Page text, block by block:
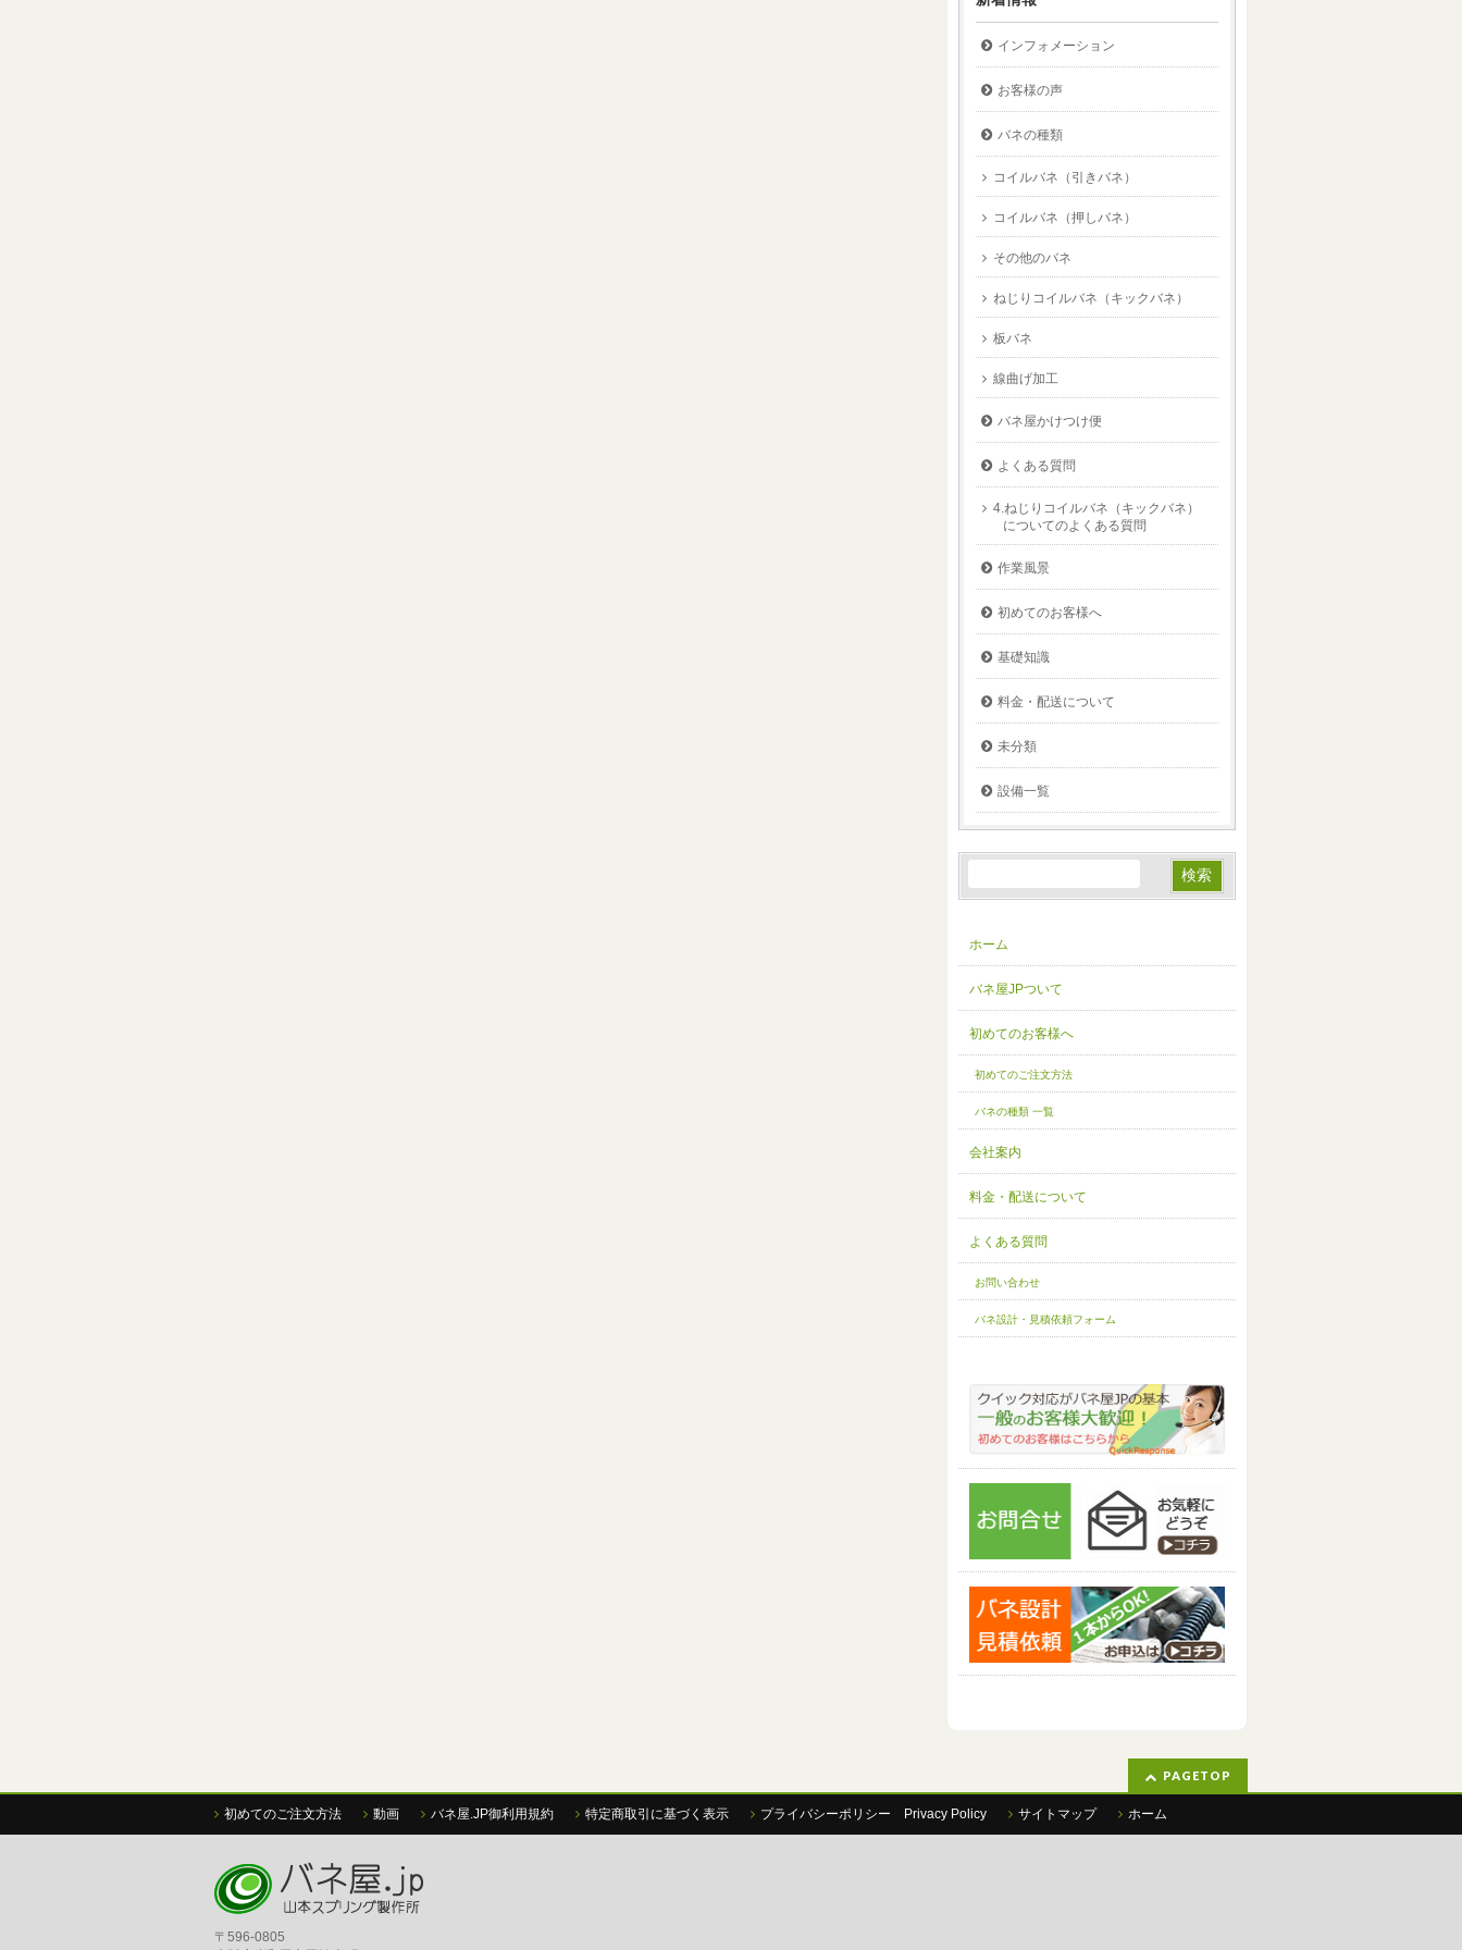
インフォメーション
お客様の声
バネの種類
コイルバネ（引きバネ）
コイルバネ（押しバネ）
その他のバネ
ねじりコイルバネ（キックバネ）
板バネ
線曲げ加工
バネ屋かけつけ便
よくある質問
4.ねじりコイルバネ（キックバネ）
についてのよくある質問
作業風景
初めてのお客様へ
基礎知識
料金・配送について
未分類
設備一覧
ホーム
バネ屋JPついて
初めてのお客様へ
初めてのご注文方法
バネの種類 一覧
会社案内
料金・配送について
よくある質問
お問い合わせ
バネ設計・見積依頼フォーム
PAGETOP
初めてのご注文方法 動画 バネ屋.JP御利用規約 特定商取引に基づく表示 プライバシーポリシー Privacy Policy サイトマップ ホーム
〒596-0805